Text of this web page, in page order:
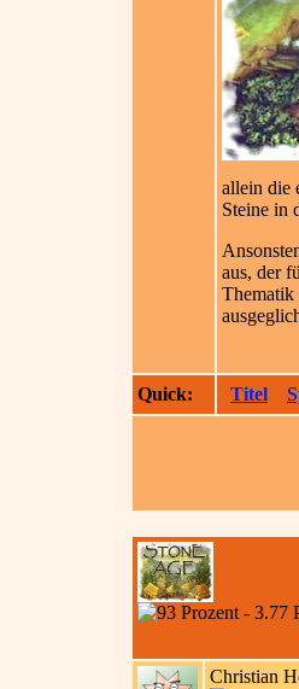
allein die
Steine in
aus, der
Thematik
Quick:
Titel
Christian